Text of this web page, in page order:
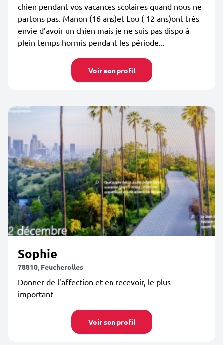
chien pendant vos vacances scolaires quand nous ne
partons pas. Manon (16 ans)et Lou ( 12 ans)ont très
envie d’avoir un chien mais je ne suis pas dispo à
plein temps hormis pendant les période...
Voir son profil
Sophie
78810, Feucherolles
Donner de l'affection et en recevoir, le plus
important
Voir son profil